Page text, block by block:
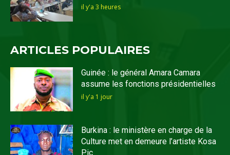
il y'a 3 heures
ARTICLES POPULAIRES
Guinée : le général Amara Camara
assume les fonctions présidentielles
il y'a 1 jour
Burkina : le ministère en charge de la
Culture met en demeure l’artiste Kosa
Pic